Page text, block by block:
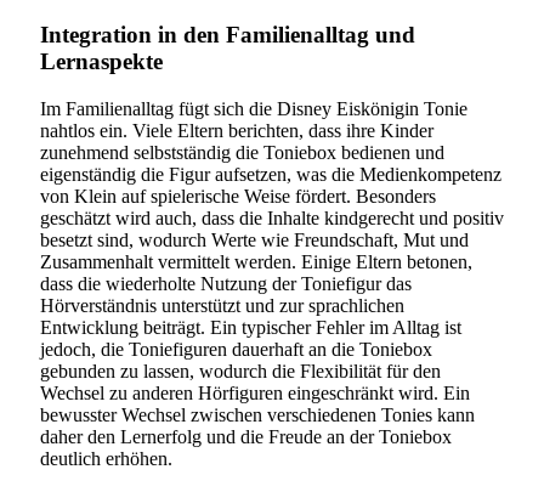
Integration in den Familienalltag und
Lernaspekte
Im Familienalltag fügt sich die Disney Eiskönigin Tonie
nahtlos ein. Viele Eltern berichten, dass ihre Kinder
zunehmend selbstständig die Toniebox bedienen und
eigenständig die Figur aufsetzen, was die Medienkompetenz
von Klein auf spielerische Weise fördert. Besonders
geschätzt wird auch, dass die Inhalte kindgerecht und positiv
besetzt sind, wodurch Werte wie Freundschaft, Mut und
Zusammenhalt vermittelt werden. Einige Eltern betonen,
dass die wiederholte Nutzung der Toniefigur das
Hörverständnis unterstützt und zur sprachlichen
Entwicklung beiträgt. Ein typischer Fehler im Alltag ist
jedoch, die Toniefiguren dauerhaft an die Toniebox
gebunden zu lassen, wodurch die Flexibilität für den
Wechsel zu anderen Hörfiguren eingeschränkt wird. Ein
bewusster Wechsel zwischen verschiedenen Tonies kann
daher den Lernerfolg und die Freude an der Toniebox
deutlich erhöhen.